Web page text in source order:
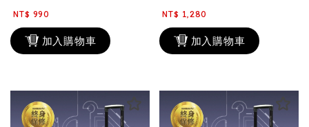
NT$ 990
加入購物車
NT$ 1,280
加入購物車